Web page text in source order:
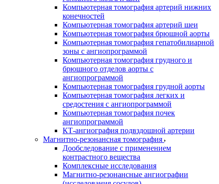
Компьютерная томография артерий нижних
конечностей
Компьютерная томография артерий шеи
Компьютерная томография брюшной аорты
Компьютерная томография гепатобилиарной
зоны с ангиопрограммой
Компьютерная томография грудного и
брюшного отделов аорты с
ангиопрограммой
Компьютерная томография грудной аорты
Компьютерная томография легких и
средостения с ангиопрограммой
Компьютерная томография почек
ангиопрограммой
КТ-ангиография подвздошной артерии
Магнитно-резонансная томография
Дообследование с применением
контрастного вещества
Комплексные исследования
Магнитно-резонансные ангиографии